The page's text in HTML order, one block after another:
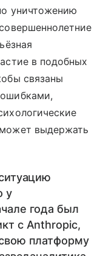
уничтожению
в подобных
связаны
выдержать
у
года был
с Anthropic,
платформу